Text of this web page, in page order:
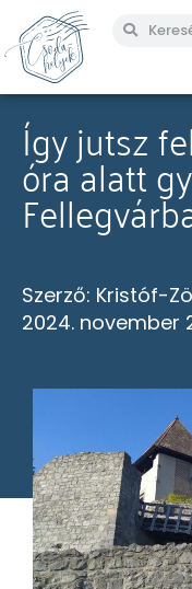
Így jutsz
óra alatt
Szerző: Kristóf-
2024. november